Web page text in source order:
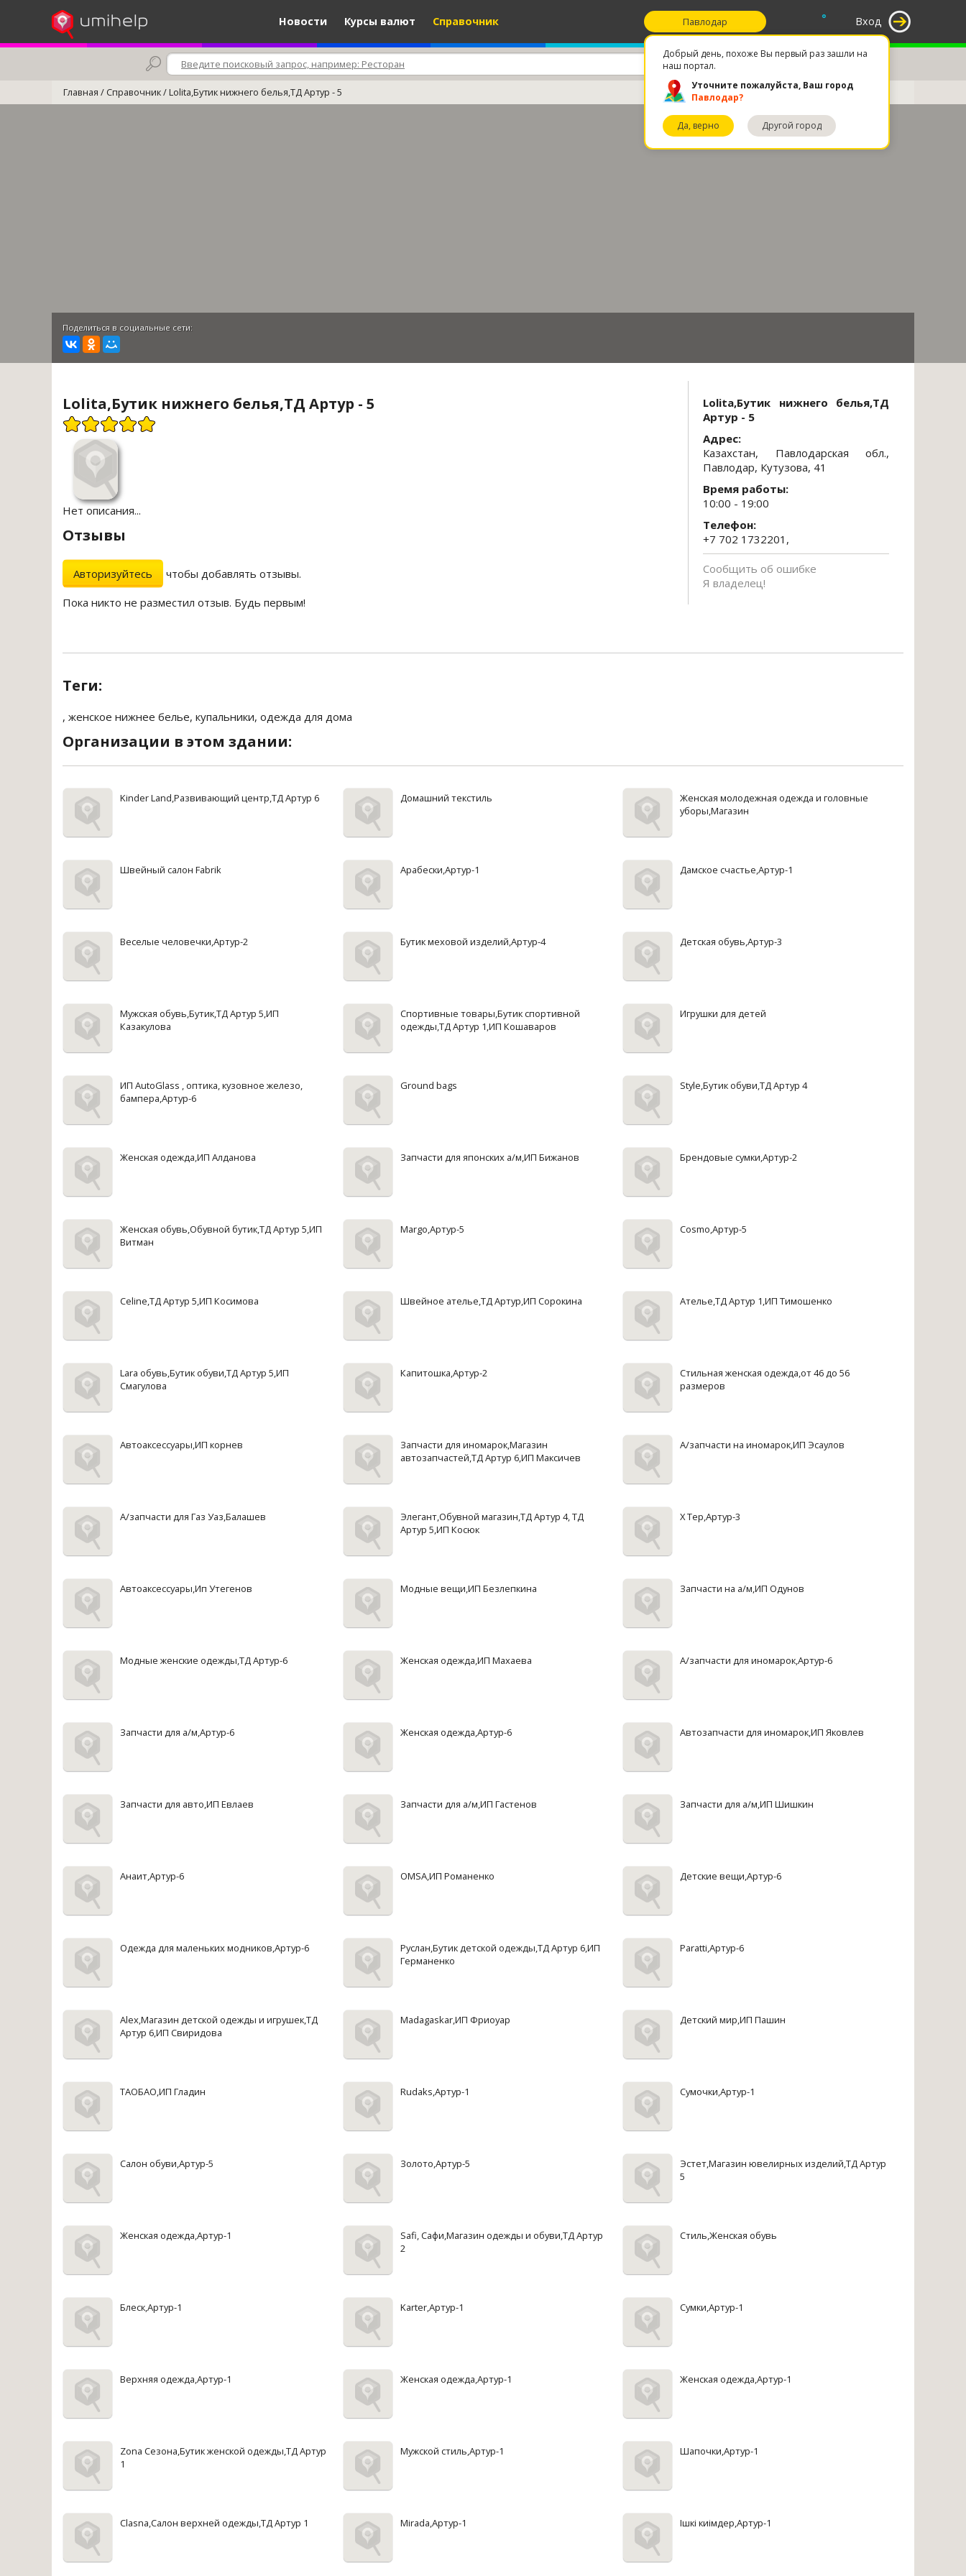
Новости Курсы валют Справочник Вход
°
Павлодар
Добрый день, похоже Вы первый раз зашли на
наш портал.
Уточните пожалуйста, Ваш город
Павлодар?
Да, верно Другой город
Главная / Справочник/Lolita,Бутик нижнего белья,ТД Артур - 5
Поделиться в социальные сети:
Lolita,Бутик нижнего белья,ТД
Артур - 5
Адрес:
Казахстан, Павлодарская обл.,
Павлодар, Кутузова, 41
Время работы:
10:00 - 19:00
Телефон:
+7 702 1732201,
Сообщить об ошибке
Я владелец!
Lolita,Бутик нижнего белья,ТД Артур - 5
Нет описания...
Отзывы
Авторизуйтесь
чтобы добавлять отзывы.
Пока никто не разместил отзыв. Будь первым!
Теги:
, женское нижнее белье, купальники, одежда для дома
Организации в этом здании:
Kinder Land,Развивающий центр,ТД Артур 6 Домашний текстиль
Женская молодежная одежда и головные
уборы,Магазин
Швейный салон Fabrik Арабески,Артур-1 Дамское счастье,Артур-1
Веселые человечки,Артур-2 Бутик меховой изделий,Артур-4 Детская обувь,Артур-3
Мужская обувь,Бутик,ТД Артур 5,ИП
Казакулова
Спортивные товары,Бутик спортивной
одежды,ТД Артур 1,ИП Кошаваров
Игрушки для детей
ИП AutoGlass , оптика, кузовное железо,
бампера,Артур-6
Ground bags Style,Бутик обуви,ТД Артур 4
Женская одежда,ИП Алданова Запчасти для японских а/м,ИП Бижанов Брендовые сумки,Артур-2
Женская обувь,Обувной бутик,ТД Артур 5,ИП
Витман
Margo,Артур-5 Cosmo,Артур-5
Celine,ТД Артур 5,ИП Косимова Швейное ателье,ТД Артур,ИП Сорокина Ателье,ТД Артур 1,ИП Тимошенко
Lara обувь,Бутик обуви,ТД Артур 5,ИП
Смагулова
Капитошка,Артур-2
Стильная женская одежда,от 46 до 56
размеров
Автоаксессуары,ИП корнев
Запчасти для иномарок,Магазин
автозапчастей,ТД Артур 6,ИП Максичев
А/запчасти на иномарок,ИП Эсаулов
А/запчасти для Газ Уаз,Балашев
Элегант,Обувной магазин,ТД Артур 4, ТД
Артур 5,ИП Косюк
X Tep,Артур-3
Автоаксессуары,Ип Утегенов Модные вещи,ИП Безлепкина Запчасти на а/м,ИП Одунов
Модные женские одежды,ТД Артур-6 Женская одежда,ИП Махаева А/запчасти для иномарок,Артур-6
Запчасти для а/м,Артур-6 Женская одежда,Артур-6 Автозапчасти для иномарок,ИП Яковлев
Запчасти для авто,ИП Евлаев Запчасти для а/м,ИП Гастенов Запчасти для а/м,ИП Шишкин
Анаит,Артур-6 OMSA,ИП Романенко Детские вещи,Артур-6
Одежда для маленьких модников,Артур-6
Руслан,Бутик детской одежды,ТД Артур 6,ИП
Германенко
Paratti,Артур-6
Alex,Магазин детской одежды и игрушек,ТД
Артур 6,ИП Свиридова
Madagaskar,ИП Фриоуар Детский мир,ИП Пашин
ТАОБАО,ИП Гладин Rudaks,Артур-1 Сумочки,Артур-1
Салон обуви,Артур-5 Золото,Артур-5
Эстет,Магазин ювелирных изделий,ТД Артур
5
Женская одежда,Артур-1
Safi, Сафи,Магазин одежды и обуви,ТД Артур
2
Стиль,Женская обувь
Блеск,Артур-1 Karter,Артур-1 Сумки,Артур-1
Верхняя одежда,Артур-1 Женская одежда,Артур-1 Женская одежда,Артур-1
Zona Сезона,Бутик женской одежды,ТД Артур
1
Мужской стиль,Артур-1 Шапочки,Артур-1
Clasna,Салон верхней одежды,ТД Артур 1 Mirada,Артур-1 Iшкi киiмдер,Артур-1